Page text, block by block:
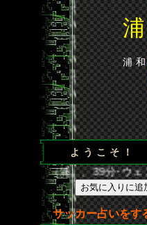
浦
ようこそ！
王（浦）、39分･ウェ
サッカー占いをす